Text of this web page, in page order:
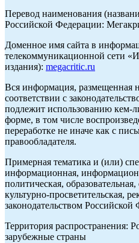
Перевод наименования
Российской Федерации:
Доменное имя сайта в
телекоммуникационной сети
издания): megacritic.ru
Вся информация, размещенная
соответствии с
подлежит использованию кем-
форме, в том числе
переработке не иначе как с
правообладателя.
Примерная тематика и (или)
информационная,
политическая,
культурно-просветительская,
законодательством
Территория распространения:
зарубежные страны